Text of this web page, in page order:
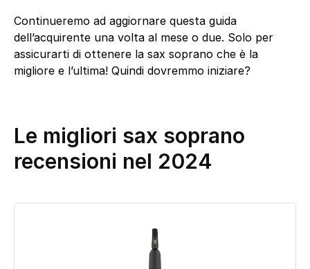
Continueremo ad aggiornare questa guida
dell’acquirente una volta al mese o due. Solo per
assicurarti di ottenere la sax soprano che è la
migliore e l’ultima! Quindi dovremmo iniziare?
Le migliori sax soprano
recensioni nel 2024